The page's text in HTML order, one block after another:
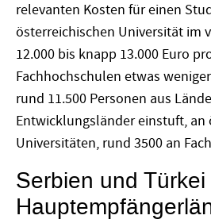
relevanten Kosten für einen
österreichischen Universität im
12.000 bis knapp 13.000 Euro
Fachhochschulen etwas
rund 11.500 Personen aus
Entwicklungsländer einstuft, an
Universitäten, rund 3500 an
Serbien und Türkei